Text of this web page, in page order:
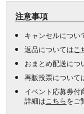
注意事項
キャンセルについ
返品については こ
おまとめ配送につ
再販投票について
イベント応募券付
詳細は こちらをご